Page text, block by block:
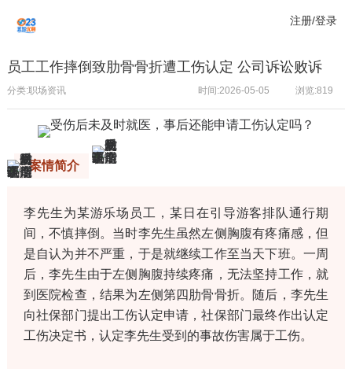
注册/登录
员工工作摔倒致肋骨骨折遭工伤认定 公司诉讼败诉
分类:职场资讯 浏览:819
时间:2026-05-05
案情简介
李先生为某游乐场员工，某日在引导游客排队通行期
间，不慎摔倒。当时李先生虽然左侧胸腹有疼痛感，但
是自认为并不严重，于是就继续工作至当天下班。一周
后，李先生由于左侧胸腹持续疼痛，无法坚持工作，就
到医院检查，结果为左侧第四肋骨骨折。随后，李先生
向社保部门提出工伤认定申请，社保部门最终作出认定
工伤决定书，认定李先生受到的事故伤害属于工伤。